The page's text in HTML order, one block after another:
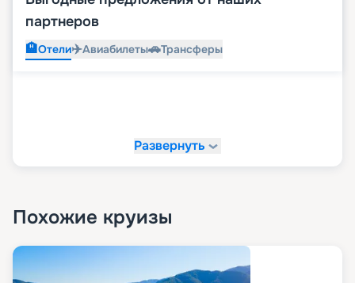
партнеров
🏨Отели✈️Авиабилеты🚗Трансферы
Развернуть
Похожие круизы